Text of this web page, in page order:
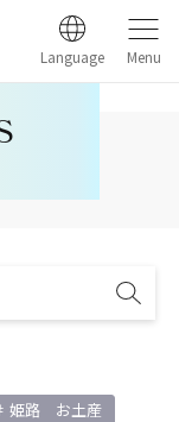
Language Menu
姫路 お土産